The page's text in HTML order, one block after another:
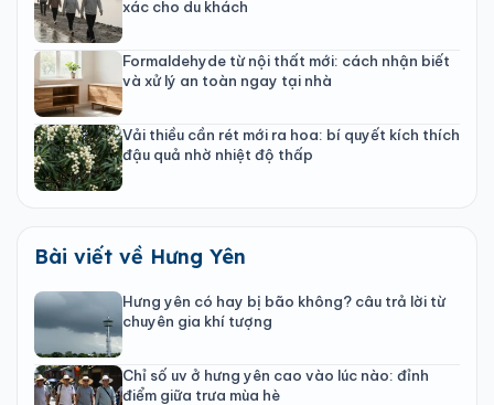
xác cho du khách
Formaldehyde từ nội thất mới: cách nhận biết
và xử lý an toàn ngay tại nhà
Vải thiều cần rét mới ra hoa: bí quyết kích thích
đậu quả nhờ nhiệt độ thấp
Bài viết về Hưng Yên
Hưng yên có hay bị bão không? câu trả lời từ
chuyên gia khí tượng
Chỉ số uv ở hưng yên cao vào lúc nào: đỉnh
điểm giữa trưa mùa hè